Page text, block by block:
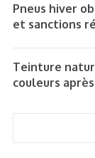
Pneus hiver
et sanctions
Teinture
couleurs